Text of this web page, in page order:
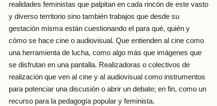
realidades feministas que palpitan en cada rincón de este vasto
y diverso territorio sino también trabajos que desde su
gestación misma están cuestionando el para qué, quién y
cómo se hace cine o audiovisual. Que entienden al cine como
una herramienta de lucha, como algo más que imágenes que
se disfrutan en una pantalla. Realizadoras o colectivos de
realización que ven al cine y al audiovisual como instrumentos
para potenciar una discusión o abrir un debate; en fin, como un
recurso para la pedagogía popular y feminista.